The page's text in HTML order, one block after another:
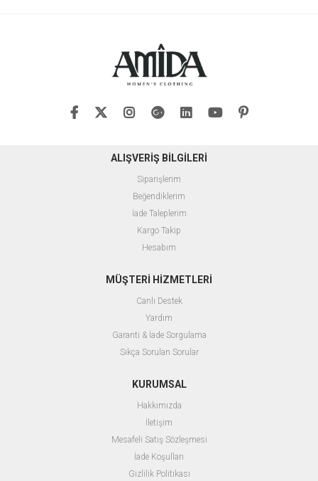
ALIŞVERİŞ BİLGİLERİ
Siparişlerim
Beğendiklerim
İade Taleplerim
Kargo Takip
Hesabım
MÜŞTERİ HİZMETLERİ
Canlı Destek
Yardım
Garanti & İade Sorgulama
Sıkça Sorulan Sorular
KURUMSAL
Hakkımızda
İletişim
Mesafeli Satış Sözleşmesi
İade Koşulları
Gizlilik Politikası